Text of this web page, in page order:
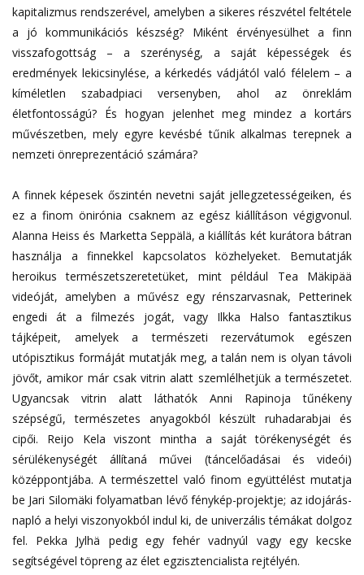
kapitalizmus rendszerével, amelyben a sikeres részvétel feltétele
a jó kommunikációs készség? Miként érvényesülhet a finn
visszafogottság – a szerénység, a saját képességek és
eredmények lekicsinylése, a kérkedés vádjától való félelem – a
kíméletlen szabadpiaci versenyben, ahol az önreklám
életfontosságú? És hogyan jelenhet meg mindez a kortárs
művészetben, mely egyre kevésbé tűnik alkalmas terepnek a
nemzeti önreprezentáció számára?
A finnek képesek őszintén nevetni saját jellegzetességeiken, és
ez a finom önirónia csaknem az egész kiállításon végigvonul.
Alanna Heiss és Marketta Seppälä, a kiállítás két kurátora bátran
használja a finnekkel kapcsolatos közhelyeket. Bemutatják
heroikus természetszeretetüket, mint például Tea Mäkipää
videóját, amelyben a művész egy rénszarvasnak, Petterinek
engedi át a filmezés jogát, vagy Ilkka Halso fantasztikus
tájképeit, amelyek a természeti rezervátumok egészen
utópisztikus formáját mutatják meg, a talán nem is olyan távoli
jövőt, amikor már csak vitrin alatt szemlélhetjük a természetet.
Ugyancsak vitrin alatt láthatók Anni Rapinoja tűnékeny
szépségű, természetes anyagokból készült ruhadarabjai és
cipői. Reijo Kela viszont mintha a saját törékenységét és
sérülékenységét állítaná művei (táncelőadásai és videói)
középpontjába. A természettel való finom együttélést mutatja
be Jari Silomäki folyamatban lévő fénykép-projektje; az idojárás-
napló a helyi viszonyokból indul ki, de univerzális témákat dolgoz
fel. Pekka Jylhä pedig egy fehér vadnyúl vagy egy kecske
segítségével töpreng az élet egzisztencialista rejtélyén.